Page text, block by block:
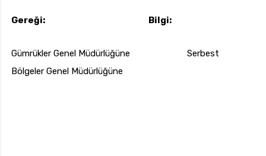
Gereği: Bilgi:
Gümrükler Genel Müdürlüğüne Serbest
Bölgeler Genel Müdürlüğüne